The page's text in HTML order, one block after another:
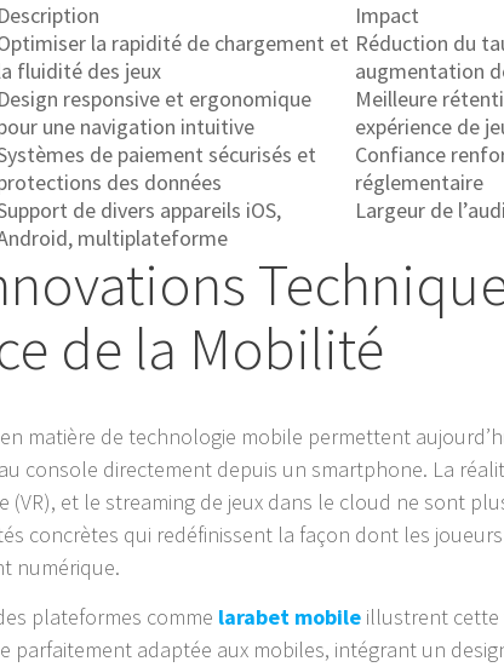
Description
Impact
la rapidité de chargement et
fluidité des jeux
Réduction du
augmentation
Design responsive et ergonomique
une navigation intuitive
Meilleure
expérience de
de paiement sécurisés et
des données
Confiance
réglementaire
de divers appareils iOS,
multiplateforme
Largeur de
de la Mobilité
matière de technologie mobile permettent
console directement depuis un smartphone. La
(VR), et le streaming de jeux dans le cloud ne sont
concrètes qui redéfinissent la façon dont les
numérique.
plateformes comme larabet mobile illustrent
parfaitement adaptée aux mobiles, intégrant un